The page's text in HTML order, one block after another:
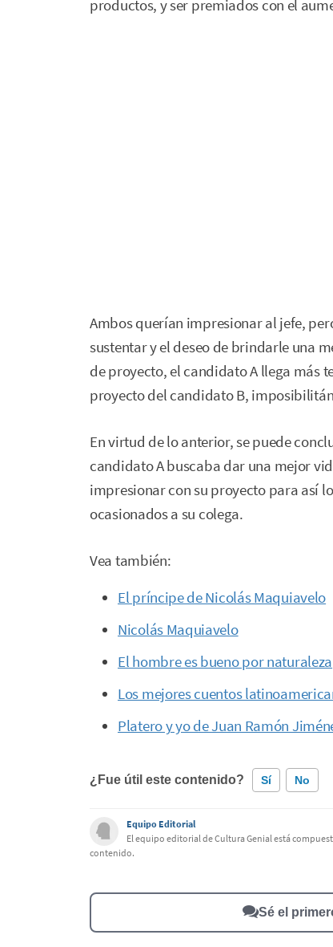
productos, y ser premiados con el
Ambos querían impresionar al jefe,
sustentar y el deseo de brindarle una
de proyecto, el candidato A llega más
proyecto del candidato B,
En virtud de lo anterior, se puede
candidato A buscaba dar una mejor
impresionar con su proyecto para así
ocasionados a su colega.
Vea también:
El príncipe de Nicolás Maquiavelo
Nicolás Maquiavelo
El hombre es bueno por naturaleza
Los mejores cuentos
Platero y yo de Juan Ramón
¿Fue útil este contenido? Sí No
Este contenido contiene información incorrecta
Otro
Equipo Editorial
El equipo editorial de Cultura Genial está
contenido.
Sé el